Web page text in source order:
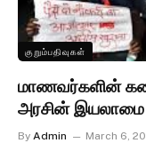
குறும்பதிவுகள்
மாணவர்களின்
அரசின் இயலாமை
By Admin March 6,